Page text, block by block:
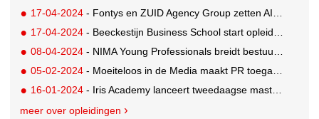
17-04-2024 - Fontys en ZUID Agency Group zetten AI in om campagneconcepten te ontwikkelen
17-04-2024 - Beeckestijn Business School start opleiding die opleidt tot AI Business Professional
08-04-2024 - NIMA Young Professionals breidt bestuur uit
05-02-2024 - Moeiteloos in de Media maakt PR toegankelijk voor alle ondernemers
16-01-2024 - Iris Academy lanceert tweedaagse masterclasses
meer over opleidingen